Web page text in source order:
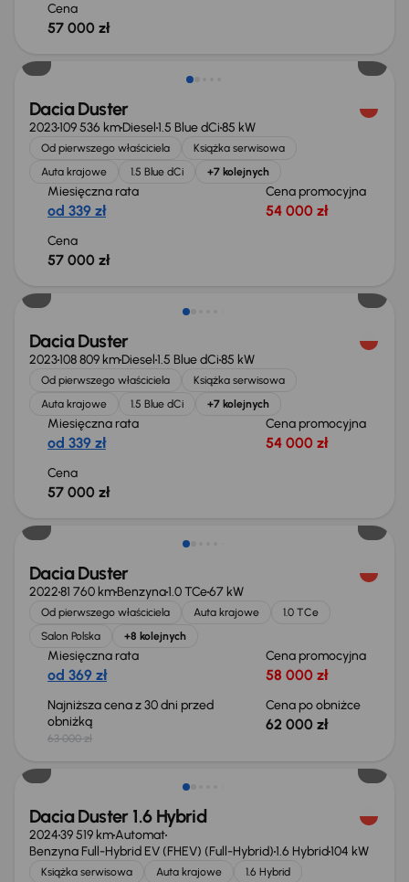
Cena
57 000 zł
Możliwość odliczenia VAT
Dacia Duster
2023109 536 kmDiesel1.5 Blue dCi85 kW
Od pierwszego właściciela
Książka serwisowa
Auta krajowe
1.5 Blue dCi +7 kolejnych
Miesięczna rata
od 339 zł
Cena promocyjna
54 000 zł
Cena
57 000 zł
Możliwość odliczenia VAT
Dacia Duster
2023108 809 kmDiesel1.5 Blue dCi85 kW
Od pierwszego właściciela
Książka serwisowa
Auta krajowe
1.5 Blue dCi +7 kolejnych
Miesięczna rata
od 339 zł
Cena promocyjna
54 000 zł
Cena
57 000 zł
Taniej o 1 000 zł
Dacia Duster
202281 760 kmBenzyna1.0 TCe67 kW
Od pierwszego właściciela Auta krajowe
1.0 TCe
Salon Polska
+8 kolejnych
Miesięczna rata
od 369 zł
Cena promocyjna
58 000 zł
Najniższa cena z 30 dni przed
obniżką
63 000 zł
Cena po obniżce
62 000 zł
Od nowego taniej o 63 999 zł
Dacia Duster 1.6 Hybrid
202439 519 kmAutomat
Benzyna Full-Hybrid EV (FHEV) (Full-Hybrid)1.6 Hybrid104 kW
Książka serwisowa Auta krajowe 1.6 Hybrid